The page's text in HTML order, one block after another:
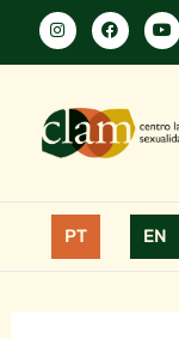
PT EN